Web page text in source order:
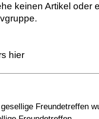
keinen Artikel oder
hier
Freundetreffen